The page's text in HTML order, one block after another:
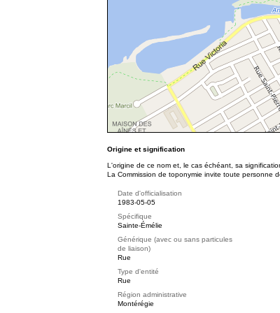
Origine et signification
L'origine de ce nom et, le cas échéant, sa
La Commission de toponymie invite toute personne
Date d'officialisation
1983-05-05
Spécifique
Sainte-Émélie
Générique (avec ou sans particules
de liaison)
Rue
Type d'entité
Rue
Région administrative
Montérégie